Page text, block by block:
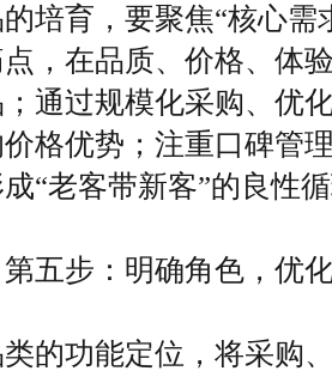
培育，要聚焦“核心
，在品质、价格、体
；通过规模化采购、优
格优势；注重口碑管
“老客带新客”的良性
第五步：明确角色，优
的功能定位，将采购